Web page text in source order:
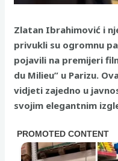
Zlatan Ibrahimović i
privukli su ogromnu
pojavili na premijeri
du Milieu” u Parizu.
vidjeti zajedno u
svojim elegantnim